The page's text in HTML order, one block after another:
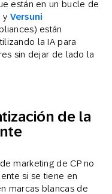
están en un bucle de
y Versuni
están
la IA para
sin dejar de lado la
de la
marketing de CP no
si se tiene en
marcas blancas de